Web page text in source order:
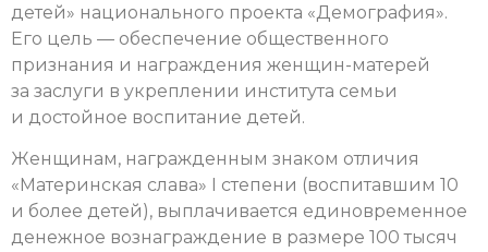
детей» национального проекта «Демография».
Его цель — обеспечение общественного
признания и награждения женщин-матерей
за заслуги в укреплении института семьи
и достойное воспитание детей.
Женщинам, награжденным знаком отличия
«Материнская слава» I степени (воспитавшим 10
и более детей), выплачивается единовременное
денежное вознаграждение в размере 100 тысяч